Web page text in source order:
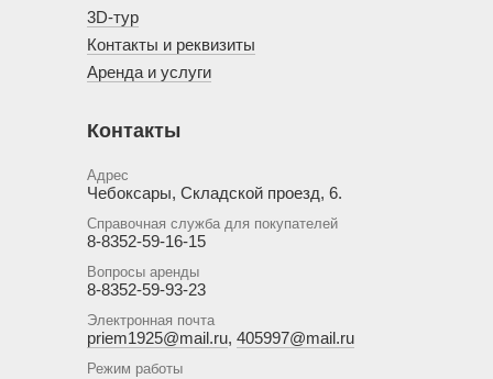
3D-тур
Контакты и реквизиты
Аренда и услуги
Контакты
Адрес
Чебоксары, Складской проезд, 6.
Справочная служба для покупателей
8-8352-59-16-15
Вопросы аренды
8-8352-59-93-23
Электронная почта
priem1925@mail.ru, 405997@mail.ru
Режим работы